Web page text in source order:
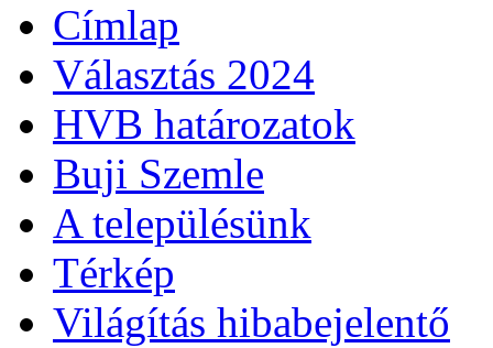
Címlap
Választás 2024
HVB határozatok
Buji Szemle
A településünk
Térkép
Világítás hibabejelentő